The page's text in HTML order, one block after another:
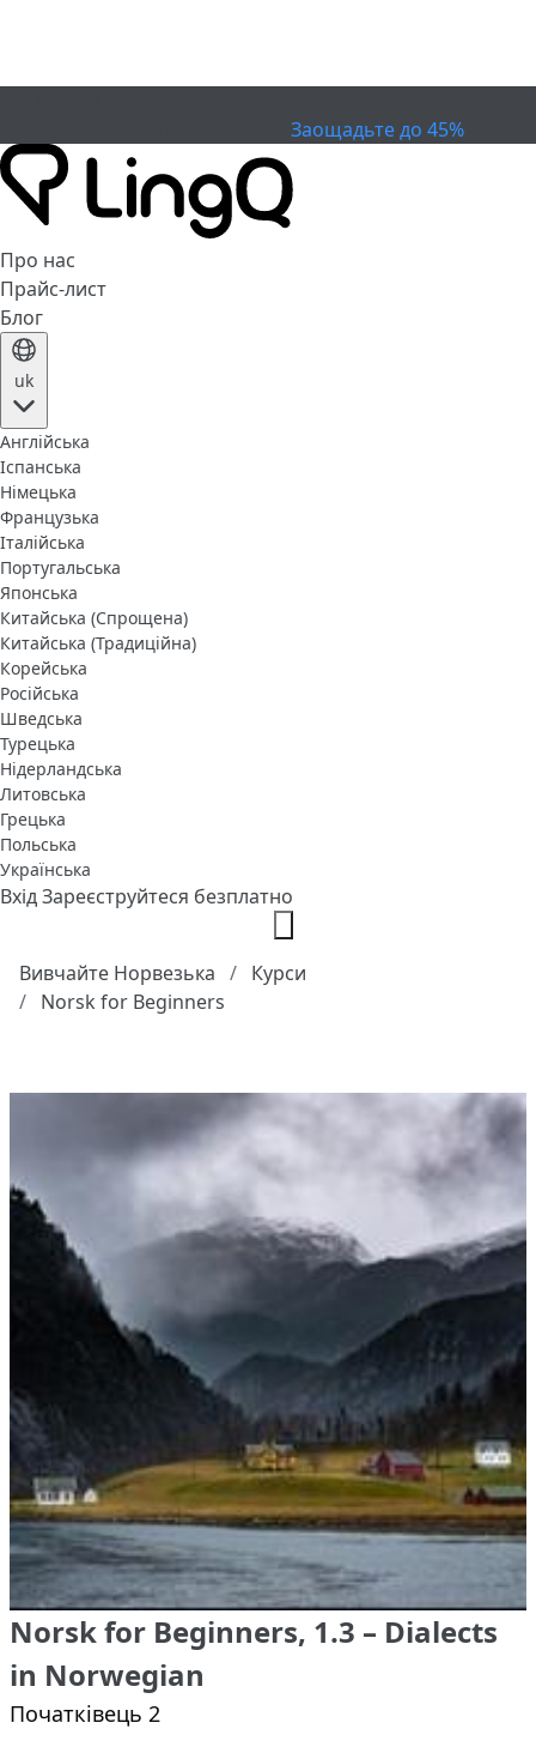
Заощадьте до 45%
Про нас
Прайс-лист
Блог
uk
Англійська
Іспанська
Німецька
Французька
Італійська
Португальська
Японська
Китайська (Спрощена)
Китайська (Традиційна)
Корейська
Російська
Шведська
Турецька
Нідерландська
Литовська
Грецька
Польська
Українська
ВхідЗареєструйтеся безплатно
Вивчайте Норвезька
Курси
Norsk for Beginners
Norsk for Beginners, 1.3 – Dialects
in Norwegian
Початківець 2